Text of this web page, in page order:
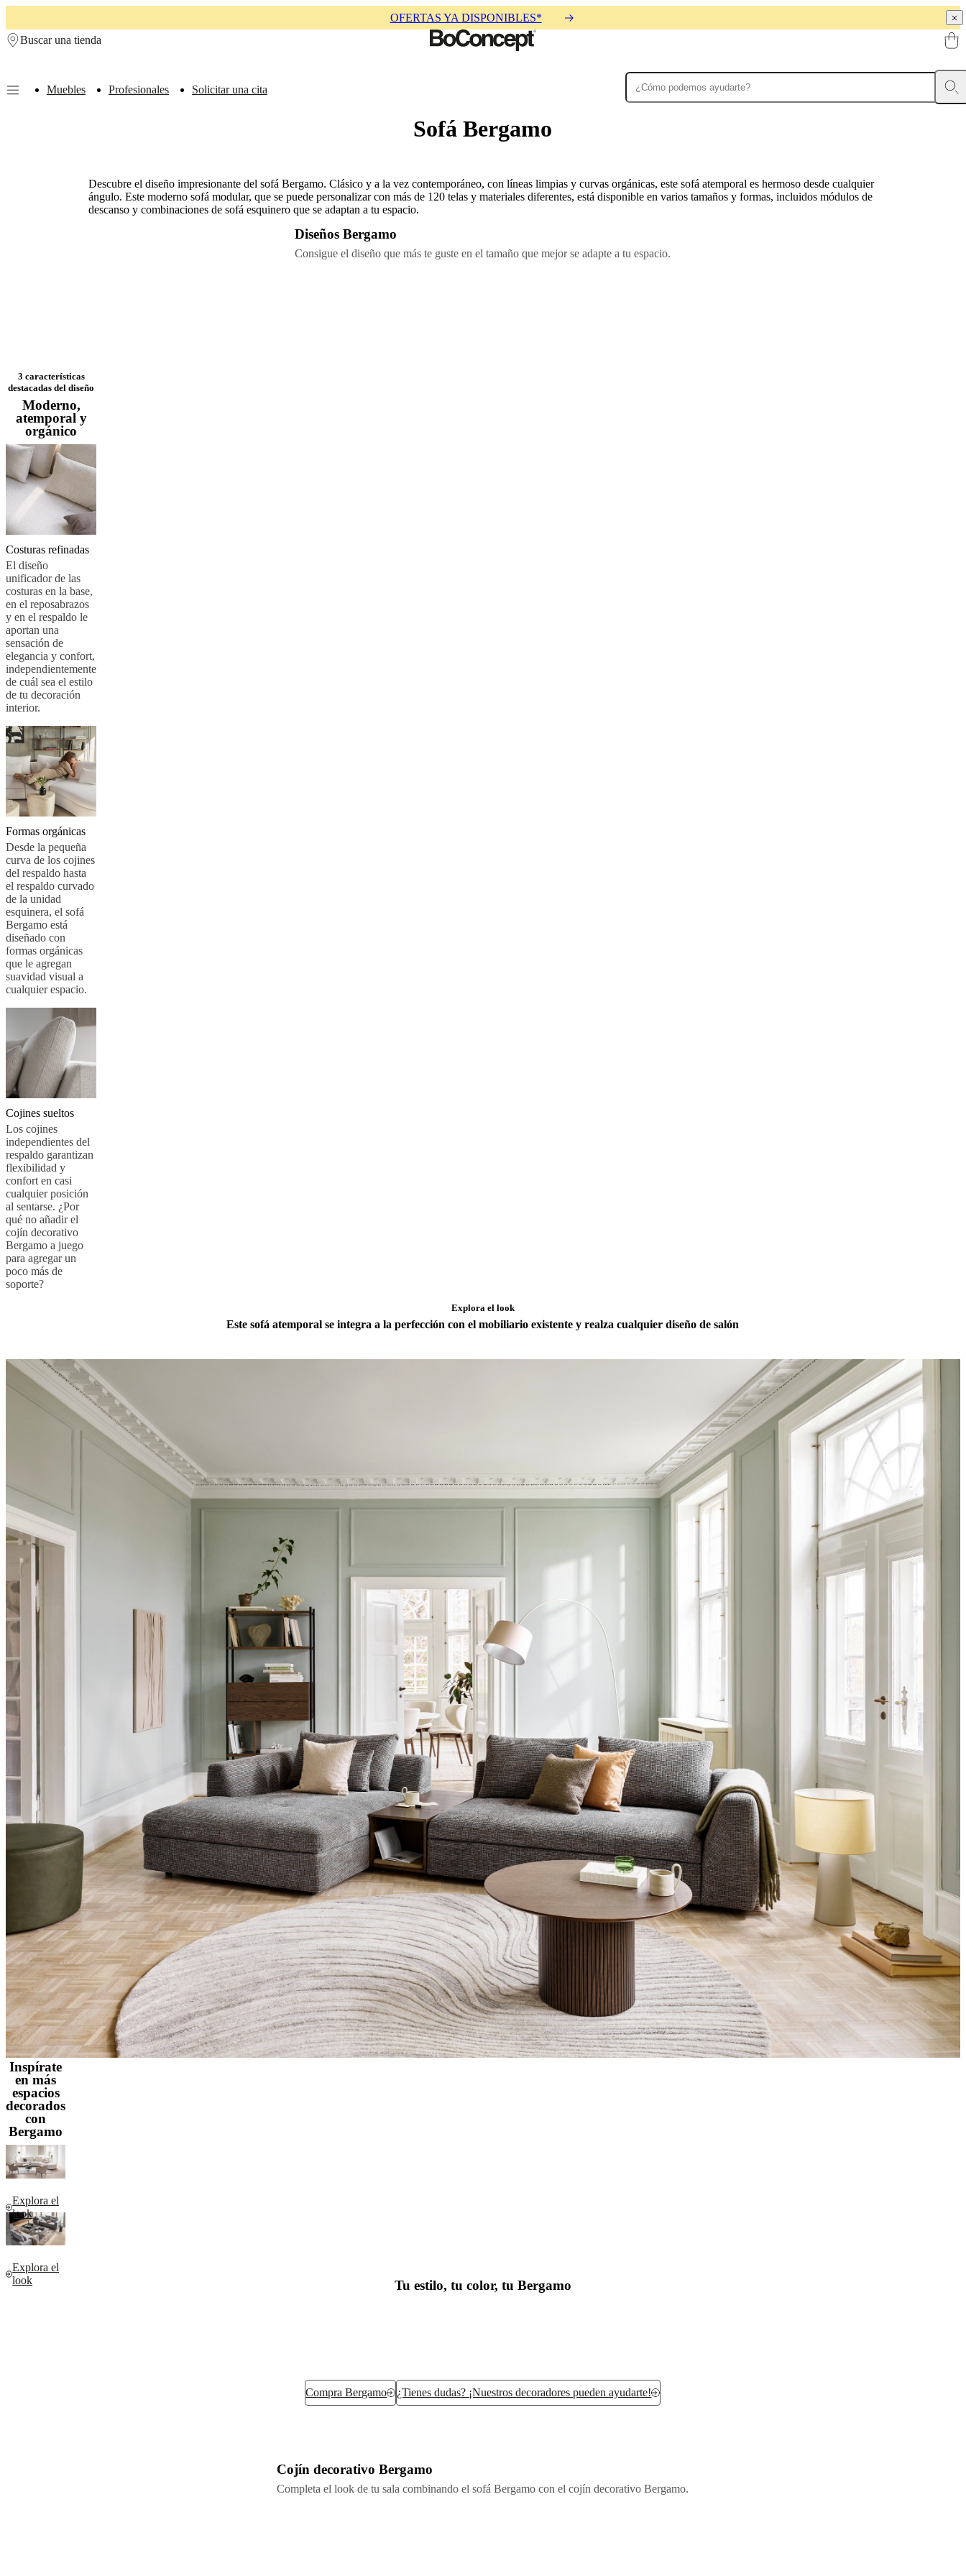
OFERTAS YA DISPONIBLES*
Buscar una tienda
Muebles Profesionales Solicitar una cita
AccesoriosColeccionesColecciones
aire
libreEspacios
pequeñosOficinas
en
BoConcept
+
Helena
Christensen
Inspiración
al
cliente Contacto Entrega
producto
Instrucciones
de
montajeGarantíaLegal
de
decoración
de
interiores
gratisSolicita
muestras
gratisBuscar
una
tiendaAcerca
de
BoConceptValores
social
historiaSala
de
prensaArtesanía
calidadConoce
a
nuestros
and
certificationsDeclaración
de
accesibilidadHazte
franquiciadoProfessionals
ProgramProjects
and
news
Sofá Bergamo
Descubre el diseño impresionante del sofá Bergamo. Clásico y a la vez contemporáneo, con líneas limpias y curvas orgánicas, este sofá atemporal es hermoso desde cualquier
ángulo. Este moderno sofá modular, que se puede personalizar con más de 120 telas y materiales diferentes, está disponible en varios tamaños y formas, incluidos módulos de
descanso y combinaciones de sofá esquinero que se adaptan a tu espacio.
Diseños Bergamo
Consigue el diseño que más te guste en el tamaño que mejor se adapte a tu espacio.
3 características
destacadas del diseño
Moderno,
atemporal y
orgánico
Costuras refinadas
El diseño
unificador de las
costuras en la base,
en el reposabrazos
y en el respaldo le
aportan una
sensación de
elegancia y confort,
independientemente
de cuál sea el estilo
de tu decoración
interior.
Formas orgánicas
Desde la pequeña
curva de los cojines
del respaldo hasta
el respaldo curvado
de la unidad
esquinera, el sofá
Bergamo está
diseñado con
formas orgánicas
que le agregan
suavidad visual a
cualquier espacio.
Cojines sueltos
Los cojines
independientes del
respaldo garantizan
flexibilidad y
confort en casi
cualquier posición
al sentarse. ¿Por
qué no añadir el
cojín decorativo
Bergamo a juego
para agregar un
poco más de
soporte?
Explora el look
Este sofá atemporal se integra a la perfección con el mobiliario existente y realza cualquier diseño de salón
Inspírate
en más
espacios
decorados
con
Bergamo
Explora el
look
Explora el
look
Tu estilo, tu color, tu Bergamo
Compra Bergamo ¿Tienes dudas? ¡Nuestros decoradores pueden ayudarte!
Cojín decorativo Bergamo
Completa el look de tu sala combinando el sofá Bergamo con el cojín decorativo Bergamo.